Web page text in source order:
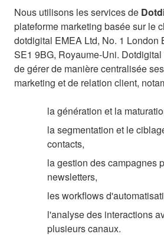
Nous utilisons les services de
plateforme marketing basée sur le
dotdigital EMEA Ltd, No. 1 London
SE1 9BG, Royaume-Uni.
de gérer de manière centralisée
marketing et de relation client,
la génération et la
la segmentation et le
contacts,
la gestion des campagnes
newsletters,
les workflows
l'analyse des interactions
plusieurs canaux.